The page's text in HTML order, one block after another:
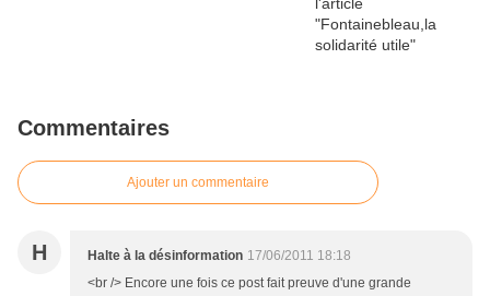
Commentaires
Ajouter un commentaire
H Halte à la désinformation 17/06/2011 18:18
<br /> Encore une fois ce post fait preuve d'une grande